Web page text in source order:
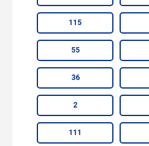
115
55
36
2
111